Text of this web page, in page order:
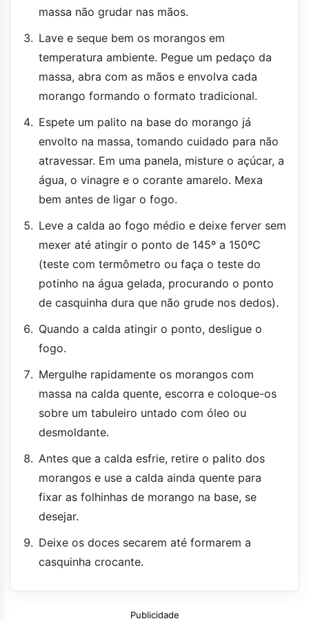
massa não grudar nas mãos.
Lave e seque bem os morangos em
temperatura ambiente. Pegue um pedaço da
massa, abra com as mãos e envolva cada
morango formando o formato tradicional.
Espete um palito na base do morango já
envolto na massa, tomando cuidado para não
atravessar. Em uma panela, misture o açúcar, a
água, o vinagre e o corante amarelo. Mexa
bem antes de ligar o fogo.
Leve a calda ao fogo médio e deixe ferver sem
mexer até atingir o ponto de 145º a 150ºC
(teste com termômetro ou faça o teste do
potinho na água gelada, procurando o ponto
de casquinha dura que não grude nos dedos).
Quando a calda atingir o ponto, desligue o
fogo.
Mergulhe rapidamente os morangos com
massa na calda quente, escorra e coloque-os
sobre um tabuleiro untado com óleo ou
desmoldante.
Antes que a calda esfrie, retire o palito dos
morangos e use a calda ainda quente para
fixar as folhinhas de morango na base, se
desejar.
Deixe os doces secarem até formarem a
casquinha crocante.
Publicidade